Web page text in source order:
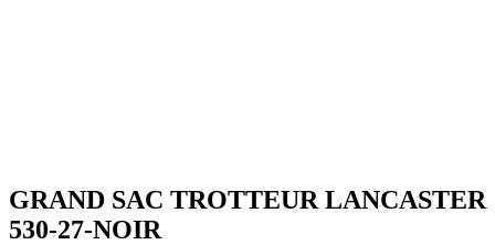
GRAND SAC TROTTEUR LANCASTER
530-27-NOIR